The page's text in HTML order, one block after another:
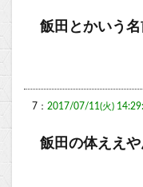
飯田とかいう
7： 2017/07/11(火)
飯田の体ええ